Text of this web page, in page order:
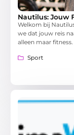
Nautilus: Jouw
Welkom bij
we dat jouw reis
alleen maar
Sport